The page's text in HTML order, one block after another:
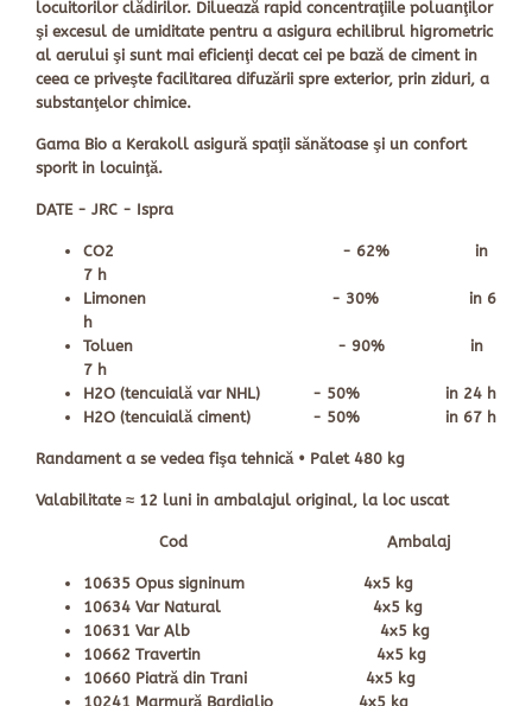
locuitorilor clădirilor. Diluează rapid concentraţiile poluanţilor
şi excesul de umiditate pentru a asigura echilibrul higrometric
al aerului şi sunt mai eficienţi decat cei pe bază de ciment in
ceea ce priveşte facilitarea difuzării spre exterior, prin ziduri, a
substanţelor chimice.
Gama Bio a Kerakoll asigură spaţii sănătoase şi un confort
sporit in locuinţă.
DATE - JRC - Ispra
CO2 - 62% in
7 h
Limonen - 30% in 6
h
Toluen - 90% in
7 h
H2O (tencuială var NHL) - 50% in 24 h
H2O (tencuială ciment) - 50% in 67 h
Randament a se vedea fişa tehnică • Palet 480 kg
Valabilitate ≈ 12 luni in ambalajul original, la loc uscat
Cod Ambalaj
10635 Opus signinum 4x5 kg
10634 Var Natural 4x5 kg
10631 Var Alb 4x5 kg
10662 Travertin 4x5 kg
10660 Piatră din Trani 4x5 kg
10241 Marmură Bardiglio 4x5 kg